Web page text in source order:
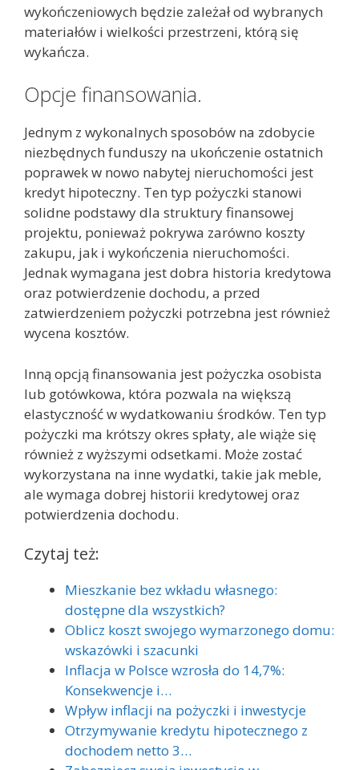
wykończeniowych będzie zależał od wybranych
materiałów i wielkości przestrzeni, którą się
wykańcza.
Opcje finansowania.
Jednym z wykonalnych sposobów na zdobycie
niezbędnych funduszy na ukończenie ostatnich
poprawek w nowo nabytej nieruchomości jest
kredyt hipoteczny. Ten typ pożyczki stanowi
solidne podstawy dla struktury finansowej
projektu, ponieważ pokrywa zarówno koszty
zakupu, jak i wykończenia nieruchomości.
Jednak wymagana jest dobra historia kredytowa
oraz potwierdzenie dochodu, a przed
zatwierdzeniem pożyczki potrzebna jest również
wycena kosztów.
Inną opcją finansowania jest pożyczka osobista
lub gotówkowa, która pozwala na większą
elastyczność w wydatkowaniu środków. Ten typ
pożyczki ma krótszy okres spłaty, ale wiąże się
również z wyższymi odsetkami. Może zostać
wykorzystana na inne wydatki, takie jak meble,
ale wymaga dobrej historii kredytowej oraz
potwierdzenia dochodu.
Czytaj też:
Mieszkanie bez wkładu własnego:
dostępne dla wszystkich?
Oblicz koszt swojego wymarzonego domu:
wskazówki i szacunki
Inflacja w Polsce wzrosła do 14,7%:
Konsekwencje i…
Wpływ inflacji na pożyczki i inwestycje
Otrzymywanie kredytu hipotecznego z
dochodem netto 3…